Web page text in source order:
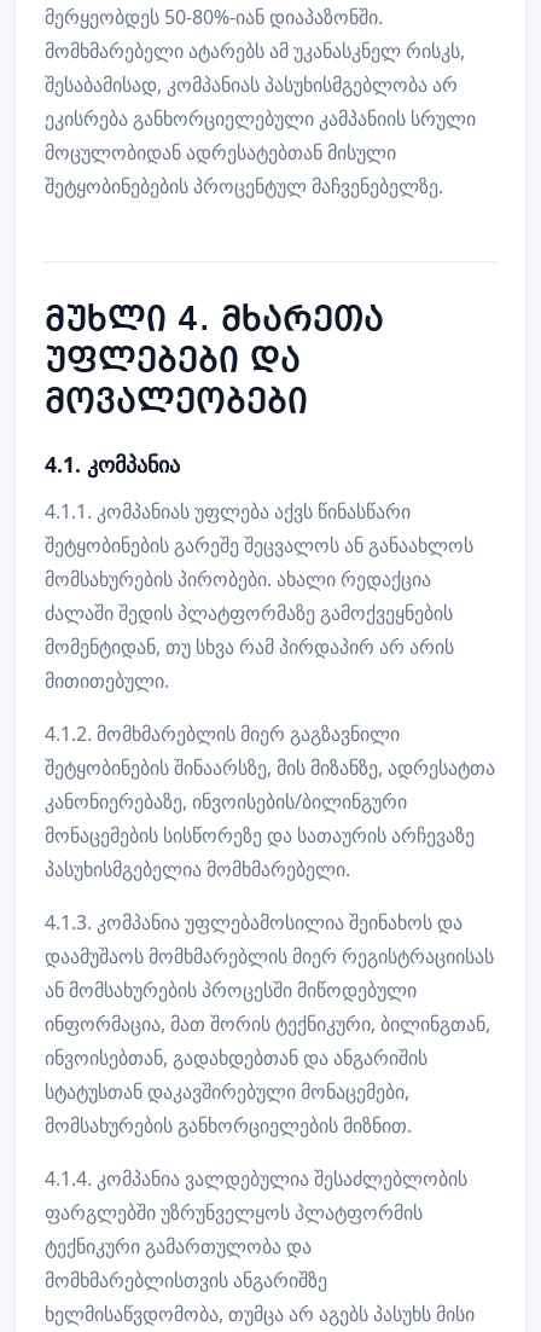
მერყეობდეს 50-80%-იან დიაპაზონში.
მომხმარებელი ატარებს ამ უკანასკნელ რისკს,
შესაბამისად, კომპანიას პასუხისმგებლობა არ
ეკისრება განხორციელებული კამპანიის სრული
მოცულობიდან ადრესატებთან მისული
შეტყობინებების პროცენტულ მაჩვენებელზე.
მუხლი 4. მხარეთა
უფლებები და
მოვალეობები
4.1. კომპანია
4.1.1. კომპანიას უფლება აქვს წინასწარი
შეტყობინების გარეშე შეცვალოს ან განაახლოს
მომსახურების პირობები. ახალი რედაქცია
ძალაში შედის პლატფორმაზე გამოქვეყნების
მომენტიდან, თუ სხვა რამ პირდაპირ არ არის
მითითებული.
4.1.2. მომხმარებლის მიერ გაგზავნილი
შეტყობინების შინაარსზე, მის მიზანზე, ადრესატთა
კანონიერებაზე, ინვოისების/ბილინგური
მონაცემების სისწორეზე და სათაურის არჩევაზე
პასუხისმგებელია მომხმარებელი.
4.1.3. კომპანია უფლებამოსილია შეინახოს და
დაამუშაოს მომხმარებლის მიერ რეგისტრაციისას
ან მომსახურების პროცესში მიწოდებული
ინფორმაცია, მათ შორის ტექნიკური, ბილინგთან,
ინვოისებთან, გადახდებთან და ანგარიშის
სტატუსთან დაკავშირებული მონაცემები,
მომსახურების განხორციელების მიზნით.
4.1.4. კომპანია ვალდებულია შესაძლებლობის
ფარგლებში უზრუნველყოს პლატფორმის
ტექნიკური გამართულობა და
მომხმარებლისთვის ანგარიშზე
ხელმისაწვდომობა, თუმცა არ აგებს პასუხს მისი